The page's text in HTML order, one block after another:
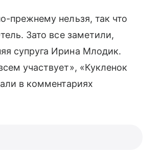
прежнему нельзя, так что
Зато все заметили,
супруга Ирина Млодик.
участвует», «Кукленок
в комментариях